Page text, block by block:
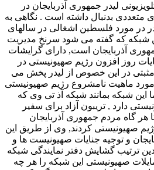
لیدر جمهوری آذربایجان در
متعددی بدنبال داشته است . نگاهی به
در مورد فلسطین اشغالی در سالهای
شبکه که گفته می شود سرنخ مدیریت
آذربایجان است, دارای گرایشات
روز افزون رژیم صهیونیستی در
در این خصوص از لیدر پخش می
مورد ماهیت نامشروع رژیم صهیونیستی
این شبکه بمانند شبکه آذ تی وی که
دارد , تریبون آزاد برای سفیر
هر گاه مردم جمهوری آذربایجان
صهیونیستی کردند, وی از طریق این
و توجیه جنایات صهیونیست ها و
ترتیب گشایش دفتر نمایندگی شبکه
صهیونیستی این شبکه را هر چه